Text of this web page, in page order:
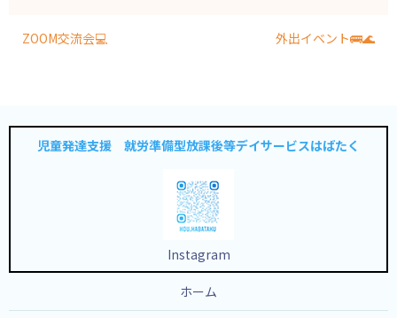
ZOOM交流会💻 外出イベント🚌🌊
児童発達支援 就労準備型放課後等デイサービスはばたく
Instagram
ホーム